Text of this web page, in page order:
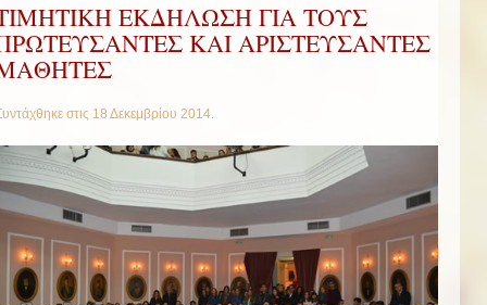
ΕΚΔΗΛΩΣΗ ΓΙΑ ΤΟΥΣ
ΚΑΙ ΑΡΙΣΤΕΥΣΑΝΤΕΣ
στις 18 Δεκεμβρίου 2014.